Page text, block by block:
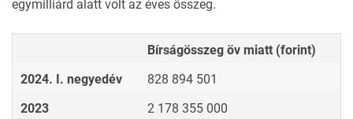
egymilliárd alatt volt az éves összeg.
Bírságösszeg öv miatt (forint)
2024. I. negyedév
828 894 501
2023
2 178 355 000